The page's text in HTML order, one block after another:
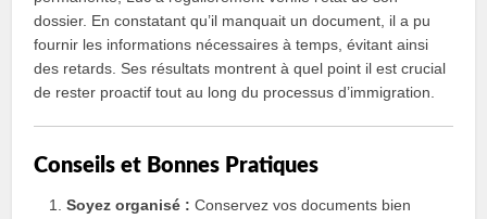
dossier. En constatant qu’il manquait un document, il a pu
fournir les informations nécessaires à temps, évitant ainsi
des retards. Ses résultats montrent à quel point il est crucial
de rester proactif tout au long du processus d’immigration.
Conseils et Bonnes Pratiques
Soyez organisé : Conservez vos documents bien